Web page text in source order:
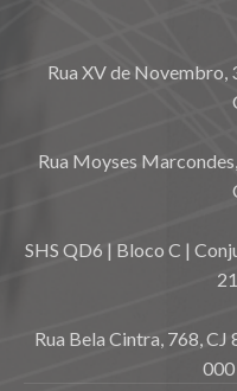
Rua XV de Novembro,
Rua Moyses
SHS QD6 | Bloco C |
Rua Bela Cintra, 768,
000